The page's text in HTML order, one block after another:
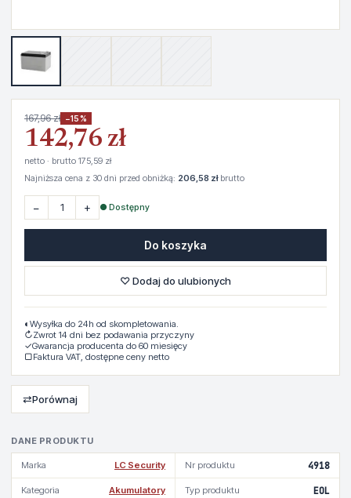
DANE PRODUKTU
Marka LC Security Nr produktu 4918
Kategoria Akumulatory Typ produktu EOL
167,96 zł −15%
142,76 zł
netto · brutto 175,59 zł
Najniższa cena z 30 dni przed obniżką: 206,58 złbrutto
− + ● Dostępny
Do koszyka
♡ Dodaj do ulubionych
◐ Wysyłka do 24h od skompletowania.
↻Zwrot 14 dni bez podawania przyczyny
✓Gwarancja producenta do 60 miesięcy
▢Faktura VAT, dostępne ceny netto
⇄Porównaj